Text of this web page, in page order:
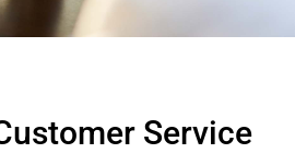
Service